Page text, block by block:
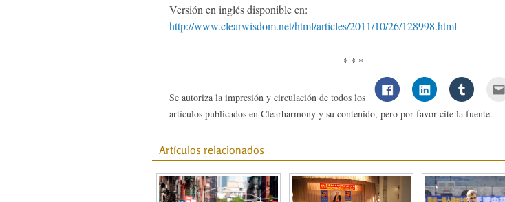
Versión en inglés disponible en:
http://www.clearwisdom.net/html/articles/2011/10/26/128998.html
* * *
Se autoriza la impresión y circulación de todos los
artículos publicados en Clearharmony y su contenido, pero por favor cite la fuente.
Artículos relacionados